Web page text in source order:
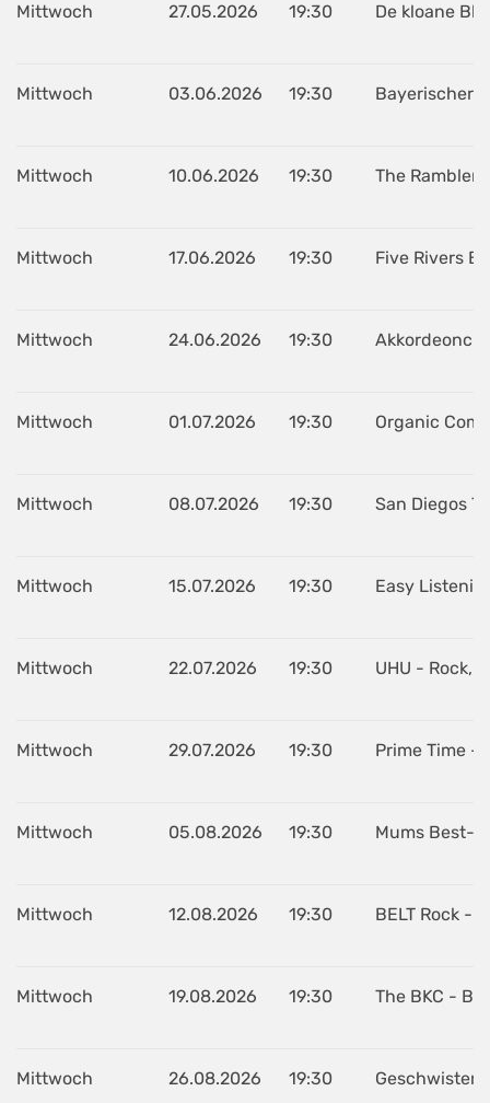
Mittwoch 27.05.2026 19:30 De kloane
Mittwoch 03.06.2026 19:30 Bayerischer
Mittwoch 10.06.2026 19:30 The
Mittwoch 17.06.2026 19:30 Five Rivers
Mittwoch 24.06.2026 19:30
Mittwoch 01.07.2026 19:30 Organic
Mittwoch 08.07.2026 19:30 San Diegos
Mittwoch 15.07.2026 19:30 Easy
Mittwoch 22.07.2026 19:30 UHU - Rock,
Mittwoch 29.07.2026 19:30 Prime Time -
Mittwoch 05.08.2026 19:30 Mums Best-
Mittwoch 12.08.2026 19:30 BELT Rock -
Mittwoch 19.08.2026 19:30 The BKC -
Mittwoch 26.08.2026 19:30 Geschwister